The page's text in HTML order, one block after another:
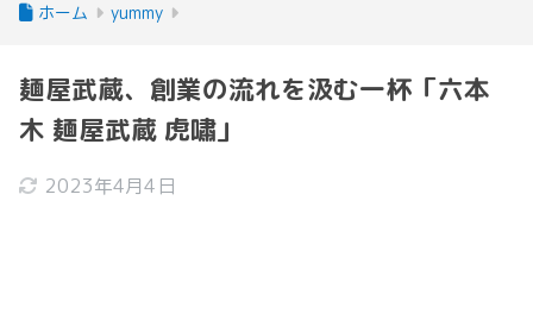
ホーム yummy
麺屋武蔵、創業の流れを汲む一杯「六本
木 麺屋武蔵 虎嘯」
2023年4月4日